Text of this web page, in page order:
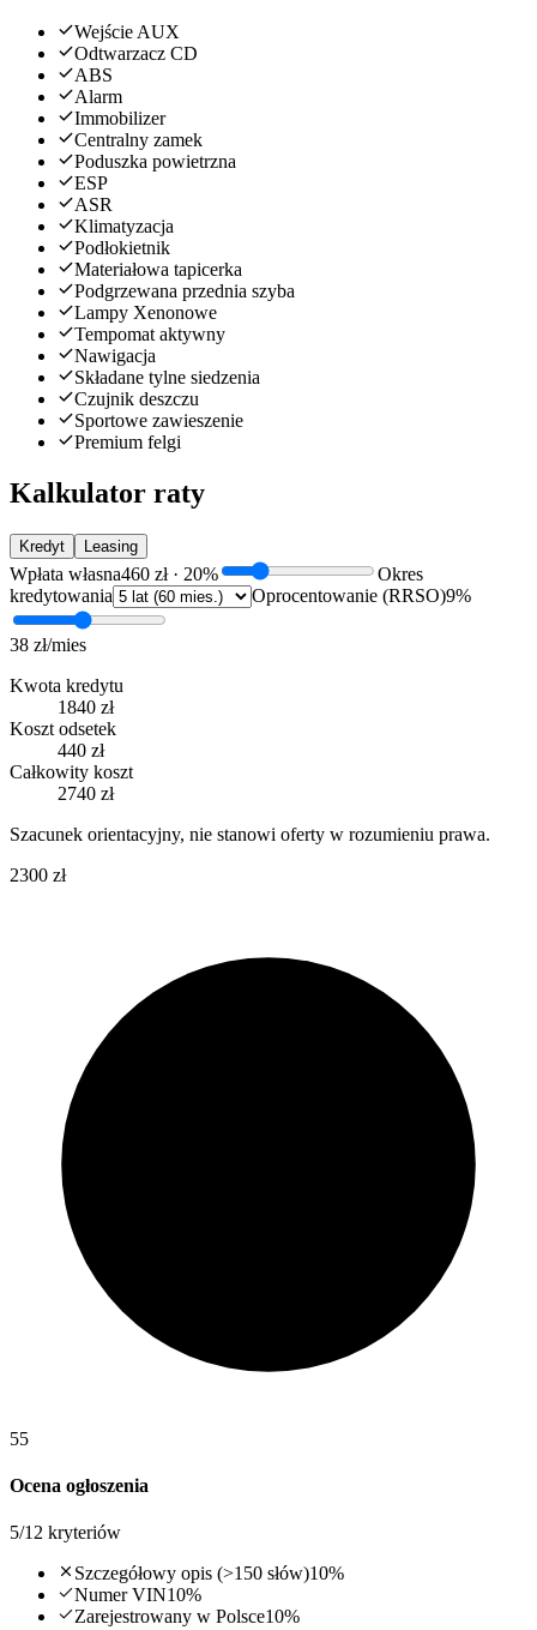
Wejście AUX
Odtwarzacz CD
ABS
Alarm
Immobilizer
Centralny zamek
Poduszka powietrzna
ESP
ASR
Klimatyzacja
Podłokietnik
Materiałowa tapicerka
Podgrzewana przednia szyba
Lampy Xenonowe
Tempomat aktywny
Nawigacja
Składane tylne siedzenia
Czujnik deszczu
Sportowe zawieszenie
Premium felgi
Kalkulator raty
Kredyt Leasing
Wpłata własna460 zł· 20%
Okres
kredytowania
Oprocentowanie (RRSO)9%
38 zł/mies
Kwota kredytu
1840 zł
Koszt odsetek
440 zł
Całkowity koszt
2740 zł
Szacunek orientacyjny, nie stanowi oferty w rozumieniu prawa.
2300 zł
55
Ocena ogłoszenia
5/12 kryteriów
Szczegółowy opis (>150 słów)10%
Numer VIN10%
Zarejestrowany w Polsce10%